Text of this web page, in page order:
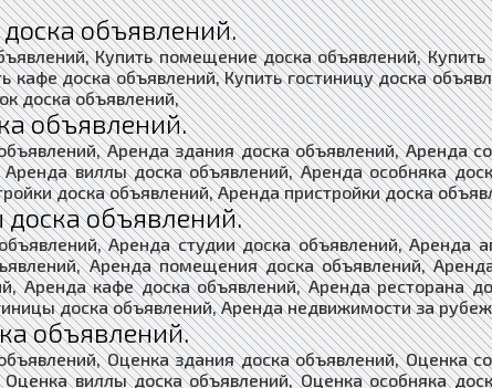
объявлений.
Купить помещение доска объявлений,
кафе доска объявлений, Купить гостиницу доска
доска объявлений,
объявлений.
Аренда здания доска объявлений, Аренда
виллы доска объявлений, Аренда особняка
доска объявлений, Аренда пристройки доска
объявлений.
Аренда студии доска объявлений, Аренда
Аренда помещения доска объявлений,
Аренда кафе доска объявлений, Аренда ресторана
доска объявлений, Аренда недвижимости за
объявлений.
Оценка здания доска объявлений, Оценка
виллы доска объявлений, Оценка особняка